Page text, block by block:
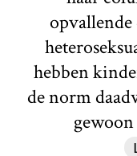
hebben
de norm